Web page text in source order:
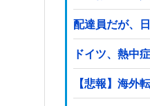
配達員だが、
ドイツ、熱中
【悲報】海外